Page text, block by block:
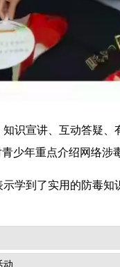
识宣讲、互动答疑
少年重点介绍网络涉
学到了实用的防毒
动